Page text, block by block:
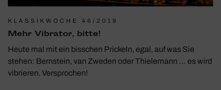
KLASSIKWOCHE 46/2019
Mehr Vibrator, bitte!
Heute mal mit ein biss­chen Prickeln, egal, auf was Sie
stehen: Bern­stein, van Zweden oder Thie­le­mann … es wird
vibrieren. Verspro­chen!